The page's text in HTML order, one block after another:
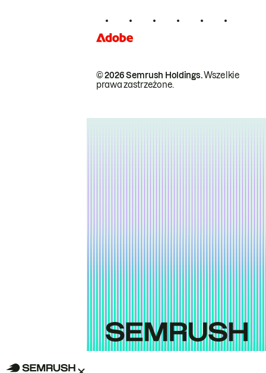
© 2026 Semrush Holdings.Wszelkie
prawa zastrzeżone.